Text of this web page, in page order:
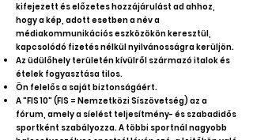
kifejezett és előzetes hozzájárulást ad ahhoz,
hogy a kép, adott esetben a név a
médiakommunikációs eszközökön keresztül,
kapcsolódó fizetés nélkül nyilvánosságra kerüljön.
Az üdülőhely területén kívülről származó italok és
ételek fogyasztása tilos.
Ön felelős a saját biztonságáért.
A "FIS 10" (FIS = Nemzetközi Síszövetség) az a
fórum, amely a síelést teljesítmény- és szabadidős
sportként szabályozza. A többi sportnál nagyobb